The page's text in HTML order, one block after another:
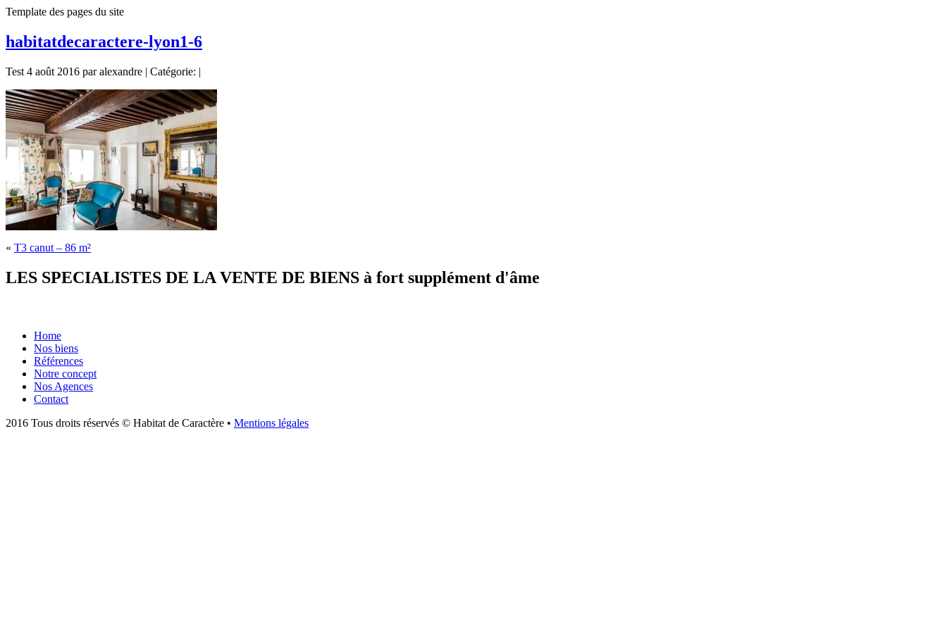
Template des pages du site
habitatdecaractere-lyon1-6
Test 4 août 2016 par alexandre | Catégorie: |
« T3 canut – 86 m²
LES SPECIALISTES DE LA VENTE DE BIENS à fort supplément d'âme
Home
Nos biens
Références
Notre concept
Nos Agences
Contact
2016 Tous droits réservés © Habitat de Caractère • Mentions légales